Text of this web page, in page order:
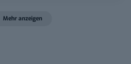
Mehr anzeigen